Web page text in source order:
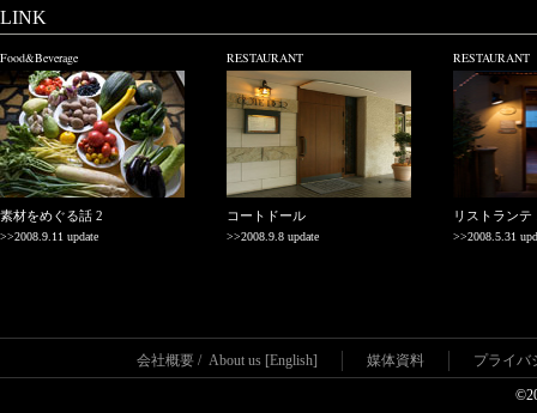
LINK
Food&Beverage
素材をめぐる話 2
>>2008.9.11 update
RESTAURANT
コートドール
>>2008.9.8 update
RESTAURANT
リストランテ
>>2008.5.31
会社概要 / About us [English] 媒体資料 プライバ